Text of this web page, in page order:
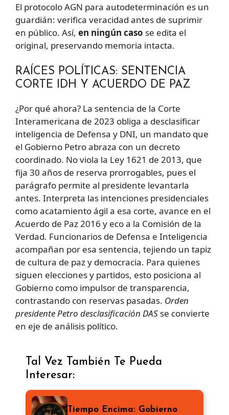
El protocolo AGN para autodeterminación es un
guardián: verifica veracidad antes de suprimir
en público. Así, en ningún caso se edita el
original, preservando memoria intacta.
RAÍCES POLÍTICAS: SENTENCIA
CORTE IDH Y ACUERDO DE PAZ
¿Por qué ahora? La sentencia de la Corte
Interamericana de 2023 obliga a desclasificar
inteligencia de Defensa y DNI, un mandato que
el Gobierno Petro abraza con un decreto
coordinado. No viola la Ley 1621 de 2013, que
fija 30 años de reserva prorrogables, pues el
parágrafo permite al presidente levantarla
antes. Interpreta las intenciones presidenciales
como acatamiento ágil a esa corte, avance en el
Acuerdo de Paz 2016 y eco a la Comisión de la
Verdad. Funcionarios de Defensa e Inteligencia
acompañan por esa sentencia, tejiendo un tapiz
de cultura de paz y democracia. Para quienes
siguen elecciones y partidos, esto posiciona al
Gobierno como impulsor de transparencia,
contrastando con reservas pasadas. Orden
presidente Petro desclasificación DAS se convierte
en eje de análisis político.
Tal Vez También Te Pueda
Interesar:
Tiempo Encima: Gobierno